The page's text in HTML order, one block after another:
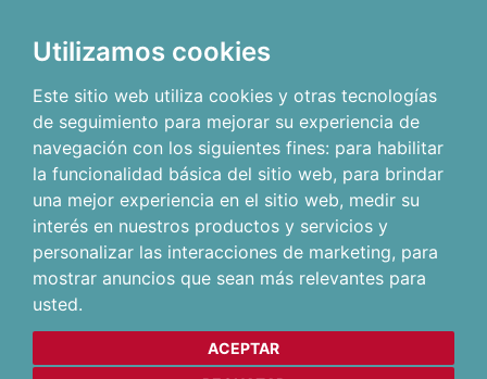
Utilizamos cookies
Este sitio web utiliza cookies y otras tecnologías
de seguimiento para mejorar su experiencia de
navegación con los siguientes fines: para habilitar
la funcionalidad básica del sitio web, para brindar
una mejor experiencia en el sitio web, medir su
interés en nuestros productos y servicios y
personalizar las interacciones de marketing, para
mostrar anuncios que sean más relevantes para
usted.
ACEPTAR